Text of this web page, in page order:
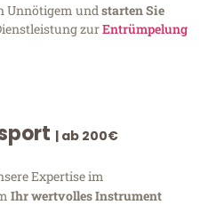
Unnötigem und starten Sie
zurEntrümpelung
| ab 200€
Expertise im
Ihr wertvolles Instrument